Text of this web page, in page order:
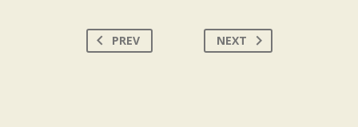
PREV NEXT